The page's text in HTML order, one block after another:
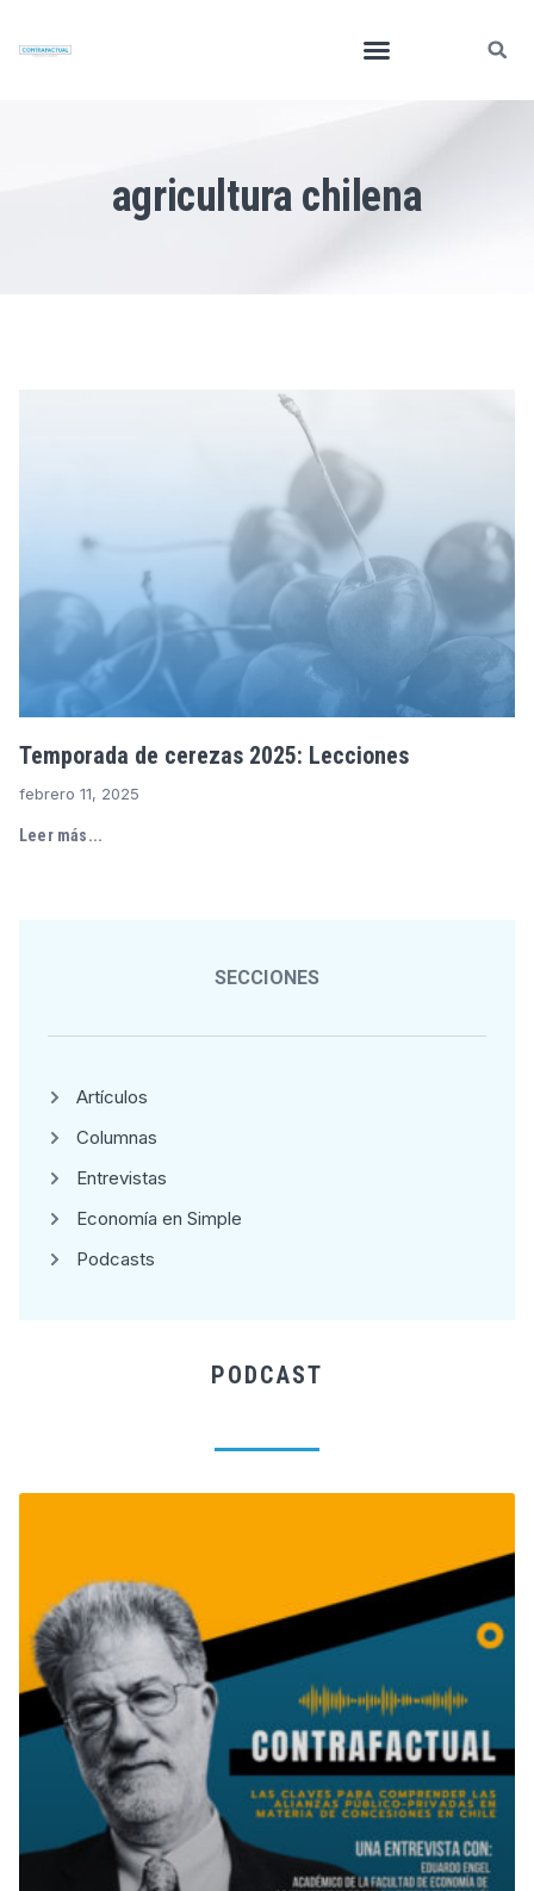
agricultura chilena
Temporada de cerezas 2025: Lecciones
febrero 11, 2025
Leer más...
SECCIONES
Artículos
Columnas
Entrevistas
Economía en Simple
Podcasts
PODCAST